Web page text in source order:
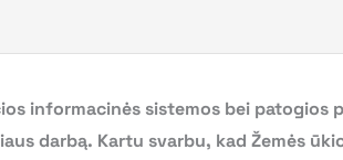
informacinės sistemos bei
darbą. Kartu svarbu, kad Žemės